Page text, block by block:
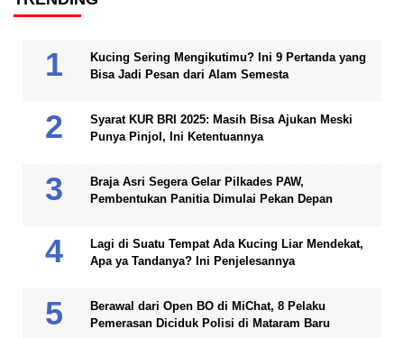
Kucing Sering Mengikutimu? Ini 9 Pertanda yang
Bisa Jadi Pesan dari Alam Semesta
Syarat KUR BRI 2025: Masih Bisa Ajukan Meski
Punya Pinjol, Ini Ketentuannya
Braja Asri Segera Gelar Pilkades PAW,
Pembentukan Panitia Dimulai Pekan Depan
Lagi di Suatu Tempat Ada Kucing Liar Mendekat,
Apa ya Tandanya? Ini Penjelesannya
Berawal dari Open BO di MiChat, 8 Pelaku
Pemerasan Diciduk Polisi di Mataram Baru